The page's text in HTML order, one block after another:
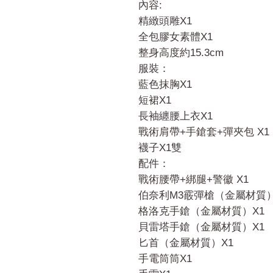
內容:
精緻頭雕X1
全包膠女素體X1
整身高度約15.3cm
服裝：
藍色抹胸X1
短裙X1
長袖纏腰上衣X1
戰術肩帶+手鎗套+彈夾包 X1
襪子X1雙
配件：
戰術腰帶+綁腿+警徽 X1
伯奈利M3霰彈槍（金屬材質
格洛克手鎗（金屬材質）X1
貝雷塔手鎗（金屬材質）X1
匕首（金屬材質）X1
手電筒筒X1